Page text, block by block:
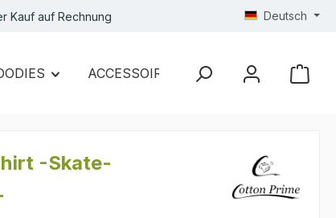
Kauf auf Rechnung Deutsch
ACCESSOIRES SALE
-Skate-